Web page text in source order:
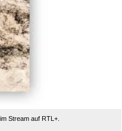
Stream auf RTL+.